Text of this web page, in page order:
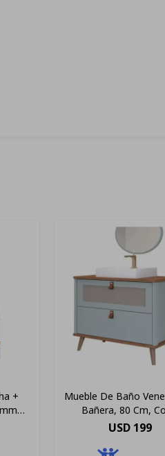
+
Mueble De Baño
Bañera, 80 Cm,
Pistacho/frye
USD 199